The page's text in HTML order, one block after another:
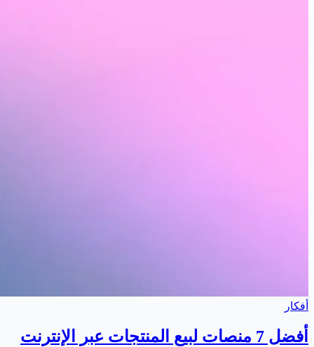
أفكار
أفضل 7 منصات لبيع المنتجات عبر الإنترنت